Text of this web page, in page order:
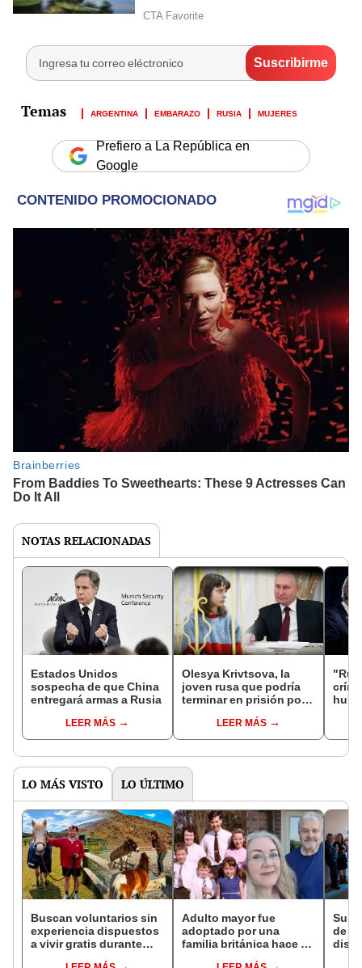
ARGENTINA EMBARAZO RUSIA MUJERES
Prefiero a La República en
Google
NOTAS RELACIONADAS
Estados Unidos
sospecha de que China
entregará armas a Rusia
LEER MÁS
Olesya Krivtsova, la
joven rusa que podría
terminar en prisión por
Ucrania en Instagram
LEER MÁS
LO MÁS VISTO LO ÚLTIMO
Buscan voluntarios sin
experiencia dispuestos
a vivir gratis durante
Adulto mayor fue
adoptado por una
familia británica hace 65
de la